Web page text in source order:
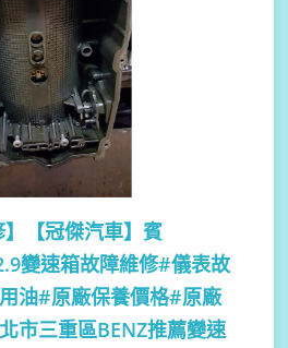
【冠傑汽車】賓
變速箱故障維修#儀表故
油#原廠保養價格#原廠
市三重區BENZ推薦變速